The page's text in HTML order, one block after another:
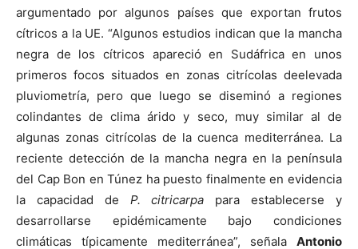
argumentado por algunos países que exportan frutos
cítricos a la UE. “Algunos estudios indican que la mancha
negra de los cítricos apareció en Sudáfrica en unos
primeros focos situados en zonas citrícolas deelevada
pluviometría, pero que luego se diseminó a regiones
colindantes de clima árido y seco, muy similar al de
algunas zonas citrícolas de la cuenca mediterránea. La
reciente detección de la mancha negra en la península
del Cap Bon en Túnez ha puesto finalmente en evidencia
la capacidad de P. citricarpa para establecerse y
desarrollarse epidémicamente bajo condiciones
climáticas típicamente mediterránea”, señala Antonio